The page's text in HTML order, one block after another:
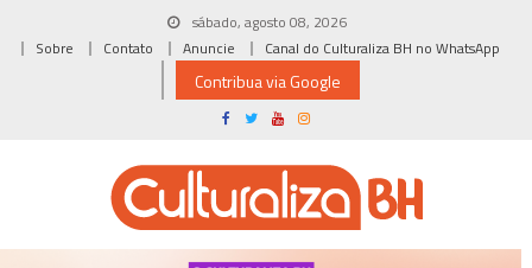
sábado, agosto 08, 2026
Sobre
Contato Anuncie Canal do Culturaliza BH no WhatsApp
Contribua via Google